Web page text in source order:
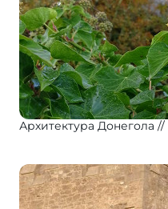
Архитектура Донегола